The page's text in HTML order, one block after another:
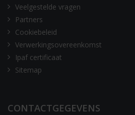
Veelgestelde vragen
Partners
Cookiebeleid
Verwerkingsovereenkomst
Ipaf certificaat
Sitemap
CONTACTGEGEVENS